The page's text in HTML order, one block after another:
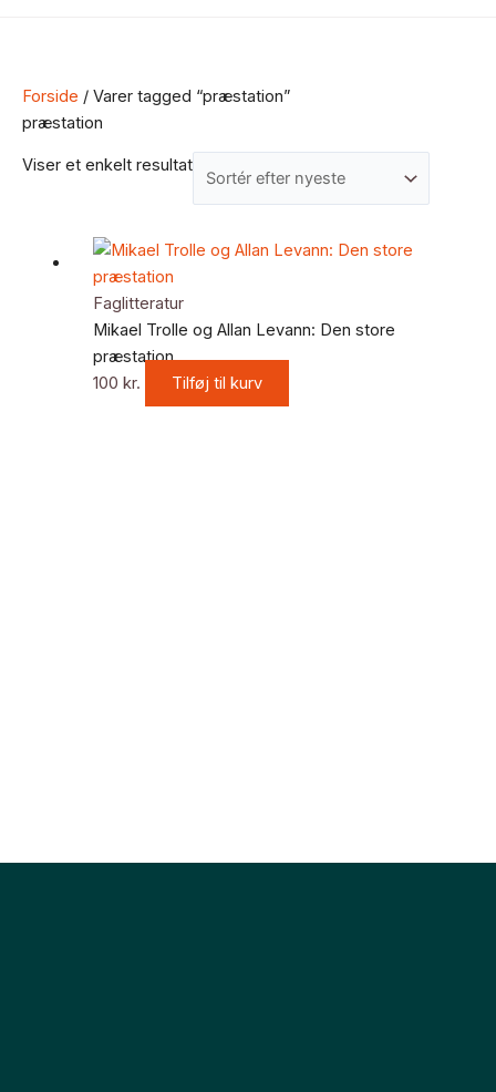
Forside / Varer tagged “præstation”
præstation
Viser et enkelt resultat
Faglitteratur
Mikael Trolle og Allan Levann: Den store
præstation
100 kr. Tilføj til kurv